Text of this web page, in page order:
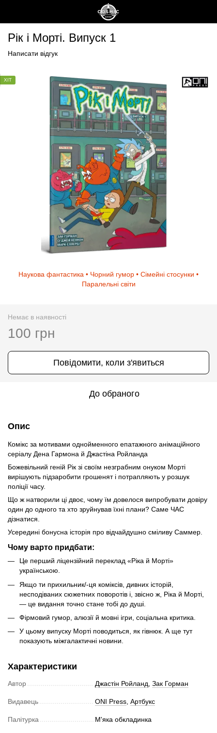
Рік і Морті. Випуск 1
Написати відгук
ХІТ
Наукова фантастика • Чорний гумор • Сімейні стосунки •
Паралельні світи
Немає в наявності
100 грн
Повідомити, коли з'явиться
До обраного
Опис
Комікс за мотивами однойменного епатажного анімаційного
серіалу Дена Гармона й Джастіна Ройланда
Божевільний геній Рік зі своїм незграбним онуком Морті
вирішують підзаробити грошенят і потрапляють у розшук
поліції часу.
Що ж натворили ці двоє, чому їм довелося випробувати довіру
один до одного та хто зруйнував їхні плани? Саме ЧАС
дізнатися.
Усередині бонусна історія про відчайдушно сміливу Саммер.
Чому варто придбати:
Це перший ліцензійний переклад «Ріка й Морті»
українською.
Якщо ти прихильник/-ця коміксів, дивних історій,
несподіваних сюжетних поворотів і, звісно ж, Ріка й Морті,
— це видання точно стане тобі до душі.
Фірмовий гумор, алюзії й мовні ігри, соціальна критика.
У цьому випуску Морті поводиться, як гівнюк. А ще тут
показують міжгалактичні новини.
Характеристики
Автор Джастін Ройланд, Зак Горман
Видавець ONI Press, Артбукс
Палітурка М'яка обкладинка